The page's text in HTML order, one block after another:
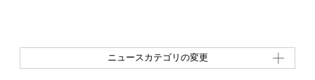
ニュースカテゴリの変更